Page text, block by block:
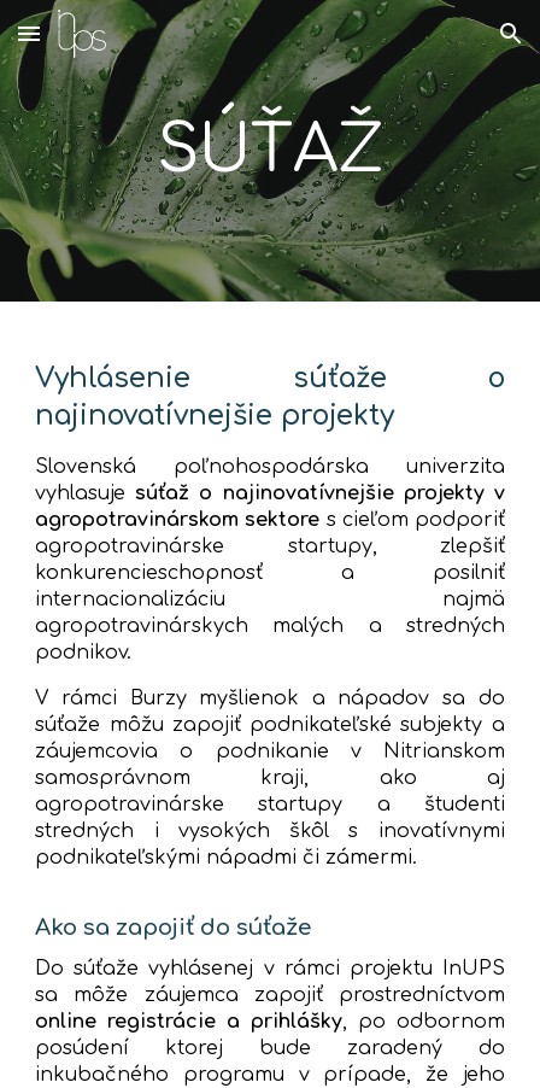
Skip to main content Skip to navigation
SÚŤAŽ
Vyhlásenie súťaže o
najinovatívnejšie projekty
Slovenská poľnohospodárska univerzita
vyhlasuje súťaž o najinovatívnejšieprojekty v
agropotravinárskom sektore s cieľom podporiť
agropotravinárske startupy, zlepšiť
konkurencieschopnosť a posilniť
internacionalizáciu najmä
agropotravinárskych malých a stredných
podnikov.
V rámci Burzy myšlienok a nápadov sa do
súťaže môžu zapojiť podnikateľské subjekty a
záujemcovia o podnikanie v Nitrianskom
samosprávnom kraji, ako aj
agropotravinárske startupy a študenti
stredných i vysokých škôl s inovatívnymi
podnikateľskými nápadmi či zámermi.
Ako sa zapojiť do súťaže
Do súťaže vyhlásenej v rámci projektu InUPS
sa môže záujemca zapojiť prostredníctvom
online registrácie a prihlášky, po odbornom
posúdení ktorej bude zaradený do
inkubačného programu v prípade, že jeho